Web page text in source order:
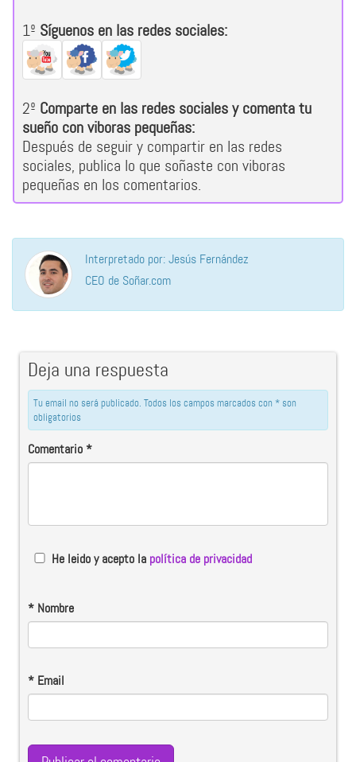
1º Síguenos en las redes sociales:
2º Comparte en las redes sociales y comenta tu
sueño con viboras pequeñas:
Después de seguir y compartir en las redes
sociales, publica lo que soñaste con viboras
pequeñas en los comentarios.
Interpretado por: Jesús Fernández
CEO de Soñar.com
Deja una respuesta
Tu email no será publicado. Todos los campos marcados con * son
obligatorios
Comentario*
He leido y acepto la política de privacidad
* Nombre
* Email